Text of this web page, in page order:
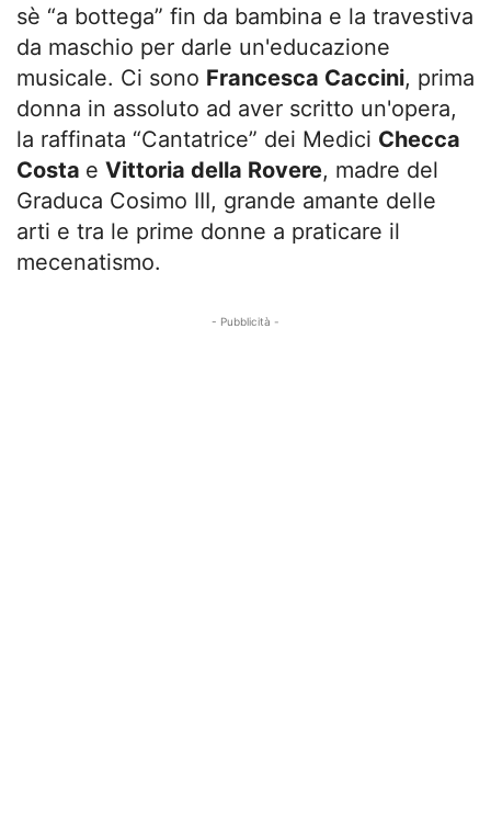
sè “a bottega” fin da bambina e la travestiva
da maschio per darle un'educazione
musicale. Ci sono Francesca Caccini, prima
donna in assoluto ad aver scritto un'opera,
la raffinata “Cantatrice” dei Medici Checca
Costa e Vittoria della Rovere, madre del
Graduca Cosimo III, grande amante delle
arti e tra le prime donne a praticare il
mecenatismo.
- Pubblicità -